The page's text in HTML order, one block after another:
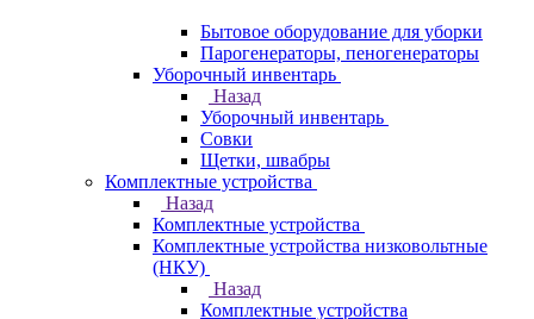
Бытовое оборудование для уборки
Парогенераторы, пеногенераторы
Уборочный инвентарь
Назад
Уборочный инвентарь
Совки
Щетки, швабры
Комплектные устройства
Назад
Комплектные устройства
Комплектные устройства низковольтные
(НКУ)
Назад
Комплектные устройства